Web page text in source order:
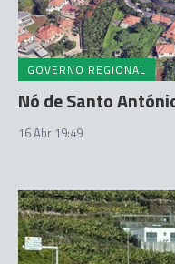
GOVERNO REGIONAL
Nó de Santo
16 Abr 19:49